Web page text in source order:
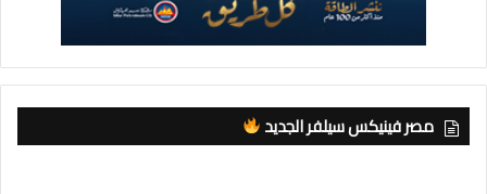
مصر فينيكس سيلفر الجديد